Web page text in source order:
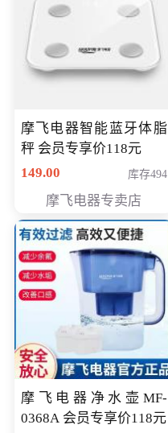
摩飞电器智能蓝牙体脂
秤 会员专享价118元
149.00
库存494
摩飞电器专卖店
摩飞电器净水壶MF-
0368A 会员专享价118元